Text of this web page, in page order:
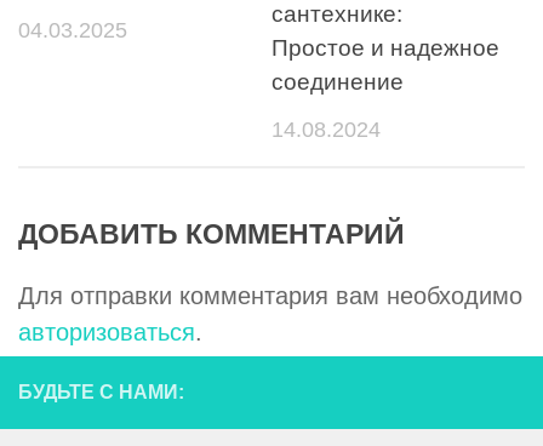
04.03.2025
сантехнике:
Простое и надежное
соединение
14.08.2024
ДОБАВИТЬ КОММЕНТАРИЙ
Для отправки комментария вам необходимо
авторизоваться.
БУДЬТЕ С НАМИ: